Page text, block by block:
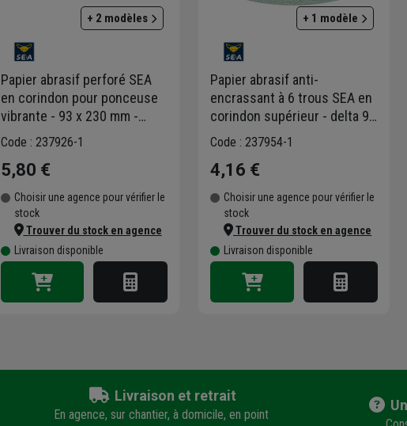
+ 2 modèles
Papier abrasif perforé SEA
en corindon pour ponceuse
vibrante - 93 x 230 mm -
grain 120 - lot de 5
Code : 237926-1
5,80 €
Choisir une agence pour vérifier le
stock
Trouver du stock en agence
Livraison disponible
+ 1 modèle
Papier abrasif anti-
encrassant à 6 trous SEA en
corindon supérieur - delta 93
mm - grain 40 - lot de 4
Code : 237954-1
4,16 €
Choisir une agence pour vérifier le
stock
Trouver du stock en agence
Livraison disponible
Livraison et retrait
En agence, sur chantier, à domicile, en point